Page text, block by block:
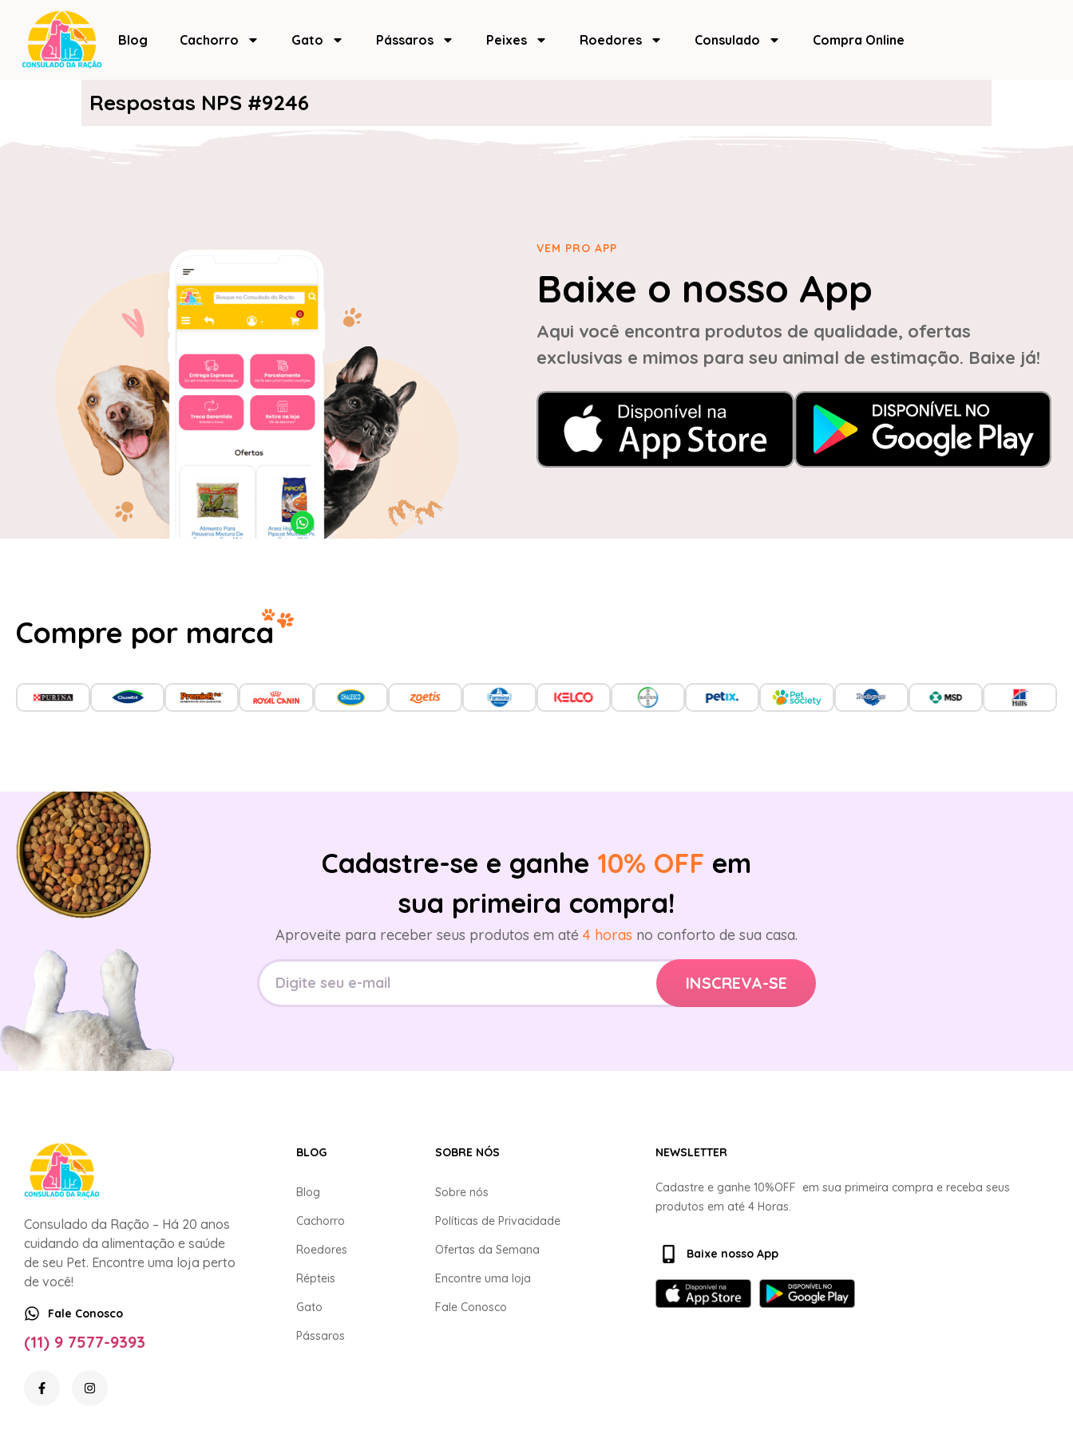
Blog Cachorro Gato Pássaros Peixes Roedores Consulado Compra Online
Respostas NPS #9246
VEM PRO APP
Baixe o nosso App
Aqui você encontra produtos de qualidade, ofertas
exclusivas e mimos para seu animal de estimação. Baixe já!
Compre por marca
Cadastre-se e ganhe 10% OFF em
sua primeira compra!
Aproveite para receber seus produtos em até 4 horas no conforto de sua casa.
Consulado da Ração – Há 20 anos
cuidando da alimentação e saúde
de seu Pet. Encontre uma loja perto
de você!
Fale Conosco
(11) 9 7577-9393
BLOG
Blog
Cachorro
Roedores
Répteis
Gato
Pássaros
SOBRE NÓS
Sobre nós
Políticas de Privacidade
Ofertas da Semana
Encontre uma loja
Fale Conosco
NEWSLETTER
Cadastre e ganhe 10%OFF em sua primeira compra e receba seus
produtos em até 4 Horas.
Baixe nosso App